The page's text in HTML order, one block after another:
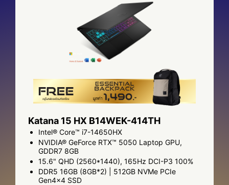
Katana 15 HX B14WEK-414TH
Intel® Core™ i7-14650HX
NVIDIA® GeForce RTX™ 5050 Laptop GPU,
GDDR7 8GB
15.6" QHD (2560*1440), 165Hz DCI-P3 100%
DDR5 16GB (8GB*2) | 512GB NVMe PCIe
Gen4x4 SSD